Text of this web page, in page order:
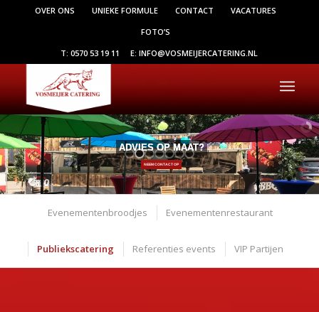
OVER ONS UNIEKE FORMULE CONTACT
VACATURES
FOTO’S
T: 0570 53 19 11
E: INFO@VOSMEIJERCATERING.NL
ADVIES OP MAAT?
NEEM CONTACT OP
Evenementenbroodjes Evenementenrestaurant
Publiekscatering Referenties events VIP Partijen